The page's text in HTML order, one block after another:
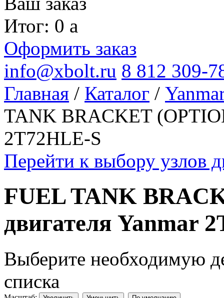
Итог: 0 a
Оформить заказ
info@xbolt.ru 8 812 309-
Главная / Каталог /
TANK BRACKET
2T72HLE-S
Перейти к выбору узлов
FUEL TANK
двигателя Yanmar
Выберите необходимую
списка